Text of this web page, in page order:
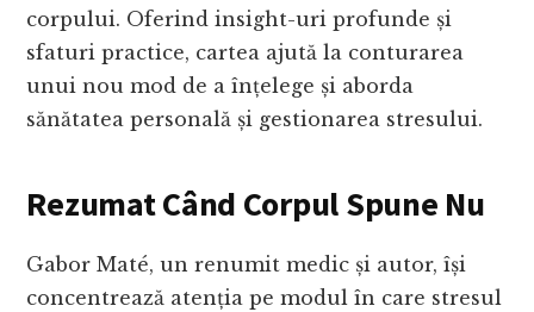
corpului. Oferind insight-uri profunde și
sfaturi practice, cartea ajută la conturarea
unui nou mod de a înțelege și aborda
sănătatea personală și gestionarea stresului.
Rezumat Când Corpul Spune Nu
Gabor Maté, un renumit medic și autor, își
concentrează atenția pe modul în care stresul